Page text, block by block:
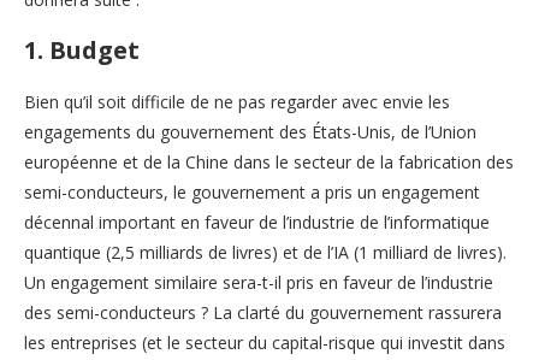
1. Budget
Bien qu’il soit difficile de ne pas regarder avec envie les
engagements du gouvernement des États-Unis, de l’Union
européenne et de la Chine dans le secteur de la fabrication des
semi-conducteurs, le gouvernement a pris un engagement
décennal important en faveur de l’industrie de l’informatique
quantique (2,5 milliards de livres) et de l’IA (1 milliard de livres).
Un engagement similaire sera-t-il pris en faveur de l’industrie
des semi-conducteurs ? La clarté du gouvernement rassurera
les entreprises (et le secteur du capital-risque qui investit dans